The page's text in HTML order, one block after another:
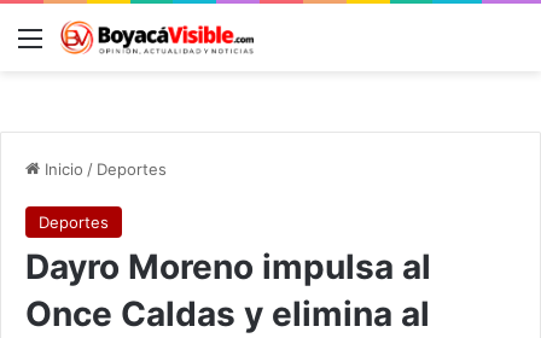
Menú
Inicio / Deportes
Deportes
Dayro Moreno impulsa al
Once Caldas y elimina al